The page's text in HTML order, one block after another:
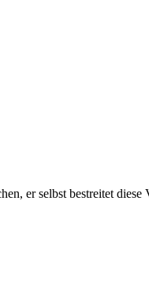
er selbst bestreitet